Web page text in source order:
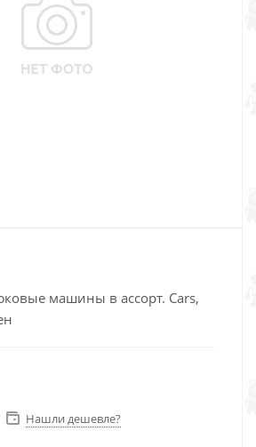
машины в ассорт. Cars,
Нашли дешевле?